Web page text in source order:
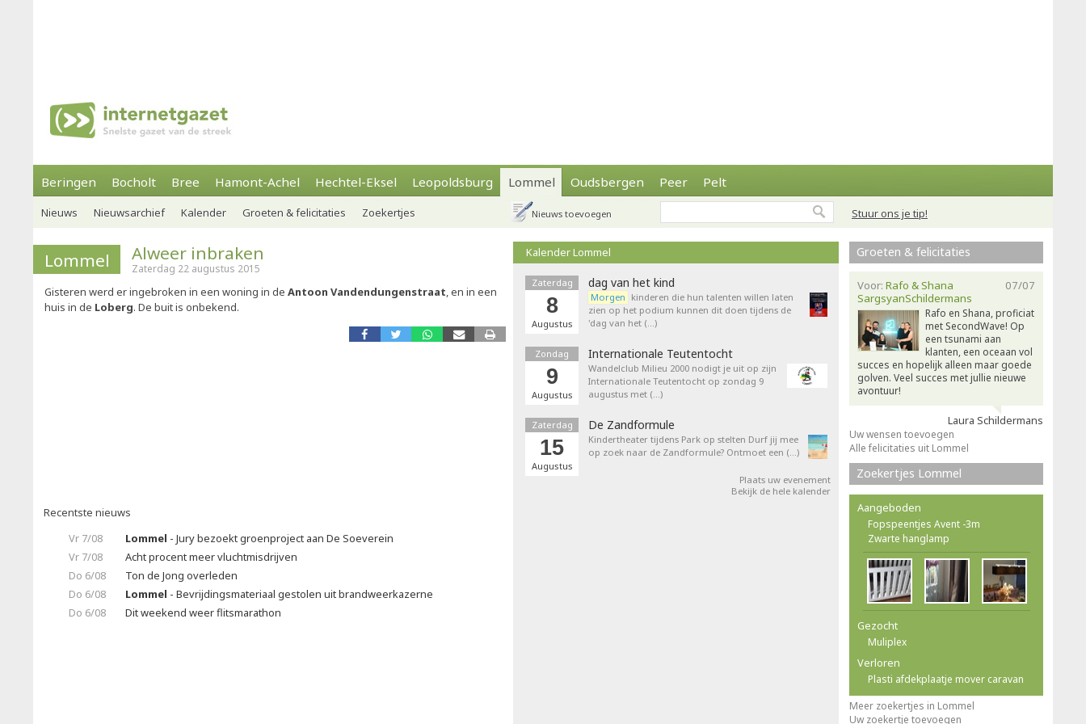
Beringen Bocholt Bree Hamont-Achel Hechtel-Eksel Leopoldsburg Lommel Oudsbergen Peer Pelt
Stuur ons je tip!
Nieuws Nieuwsarchief Kalender Groeten & felicitaties Zoekertjes Nieuws toevoegen
Lommel Alweer inbraken
Zaterdag 22 augustus 2015
Gisteren werd er ingebroken in een woning in de Antoon Vandendungenstraat, en in een
huis in de Loberg. De buit is onbekend.
Recentste nieuws
Vr 7/08
Lommel - Jury bezoekt groenproject aan De Soeverein
Vr 7/08
Acht procent meer vluchtmisdrijven
Do 6/08
Ton de Jong overleden
Do 6/08
Lommel - Bevrijdingsmateriaal gestolen uit brandweerkazerne
Do 6/08
Dit weekend weer flitsmarathon
Kalender Lommel
Zaterdag
8
Augustus
dag van het kind
Morgen kinderen die hun talenten willen laten
zien op het podium kunnen dit doen tijdens de
'dag van het (…)
Zondag
9
Augustus
Internationale Teutentocht
Wandelclub Milieu 2000 nodigt je uit op zijn
Internationale Teutentocht op zondag 9
augustus met (…)
Zaterdag
15
Augustus
De Zandformule
Kindertheater tijdens Park op stelten Durf jij mee
op zoek naar de Zandformule? Ontmoet een (…)
Plaats uw evenement
Bekijk de hele kalender
Groeten & felicitaties
07/07
Voor: Rafo & Shana
SargsyanSchildermans
Rafo en Shana, proficiat
met SecondWave! Op
een tsunami aan
klanten, een oceaan vol
succes en hopelijk alleen maar goede
golven. Veel succes met jullie nieuwe
avontuur!
Laura Schildermans
Uw wensen toevoegen
Alle felicitaties uit Lommel
Zoekertjes Lommel
Aangeboden
Fopspeentjes Avent -3m
Zwarte hanglamp
Gezocht
Muliplex
Verloren
Plasti afdekplaatje mover caravan
Meer zoekertjes in Lommel
Uw zoekertje toevoegen